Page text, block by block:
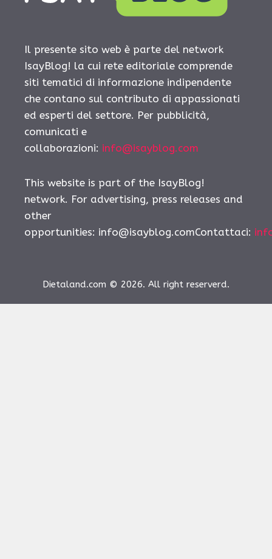
Il presente sito web è parte del network
IsayBlog! la cui rete editoriale comprende
siti tematici di informazione indipendente
che contano sul contributo di appassionati
ed esperti del settore. Per pubblicità,
comunicati e
collaborazioni: info@isayblog.com
This website is part of the IsayBlog!
network. For advertising, press releases and
other
opportunities: info@isayblog.comContattaci:
Dietaland.com © 2026. All right reserverd.